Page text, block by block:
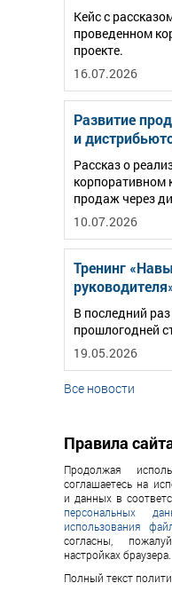
Кейс с
проведенном
проекте.
16.07.2026
Развитие
и
Рассказ о
корпоративном
продаж через
10.07.2026
Тренинг
В последний
прошлогодней
19.05.2026
Все новости
Правила
Продолжая
соглашаетесь на
и данных в
персональных
использования
согласны,
настройках браузера.
Полный текст